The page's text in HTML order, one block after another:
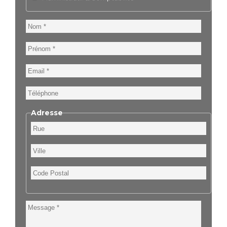
Nom
Prénom
Email
Téléphone
Adresse
Rue
Ville
Code
Postal
Message